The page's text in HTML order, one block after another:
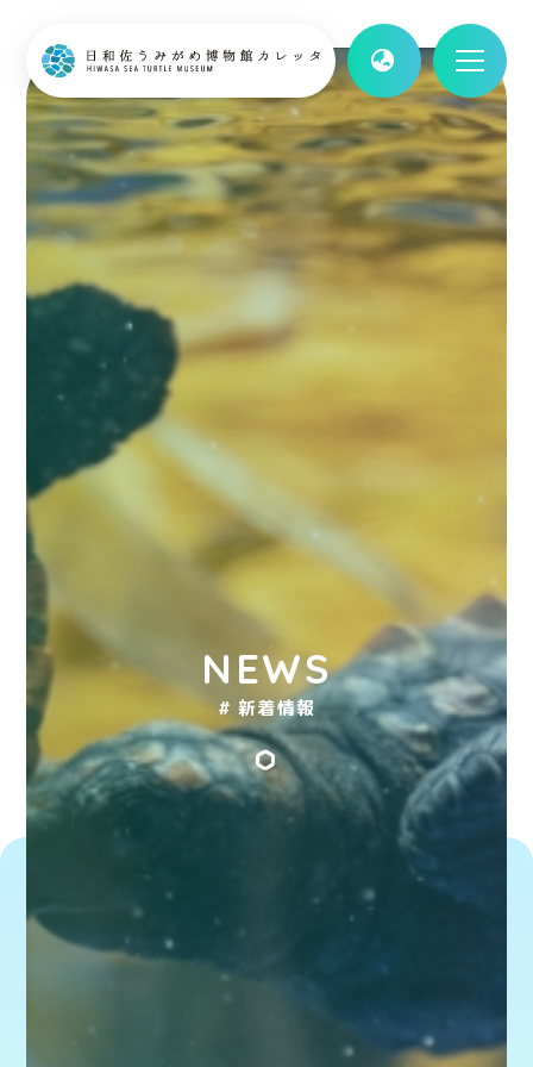
NEWS
# 新着情報